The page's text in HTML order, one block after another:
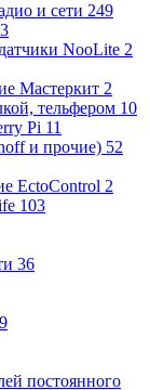
и сети 249
3
NooLite 2
Мастеркит 2
тельфером 10
Pi 11
и прочие) 52
EctoControl 2
103
36
постоянного